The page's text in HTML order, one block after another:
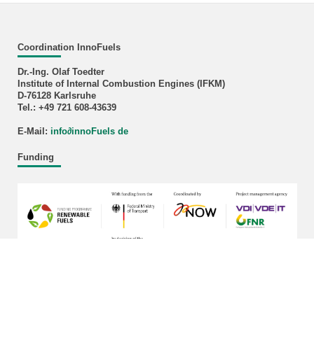
Coordination InnoFuels
Dr.-Ing. Olaf Toedter
Institute of Internal Combustion Engines (IFKM)
D-76128 Karlsruhe
Tel.: +49 721 608-43639
E-Mail: info∂innoFuels de
Funding